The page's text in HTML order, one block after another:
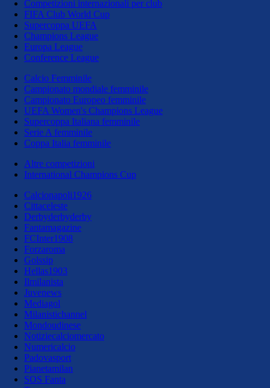
Competizioni internazionali per club
FIFA Club World Cup
Supercoppa UEFA
Champions League
Europa League
Conference League
Calcio Femminile
Campionato mondiale femminile
Campionato Europeo femminile
UEFA Women's Champions League
Supercoppa Italiana femminile
Serie A femminile
Coppa Italia femminile
Altre competizioni
International Champions Cup
Calcionapoli1926
Cittaceleste
Derbyderbyderby
Fantamagazine
FCInter1908
Forzaroma
Golssip
Hellas1903
Ilmilanista
Juvenews
Mediagol
Milanistichannel
Mondoudinese
Notiziecalciomercato
Numericalcio
Padovasport
Pianetamilan
SOS Fanta